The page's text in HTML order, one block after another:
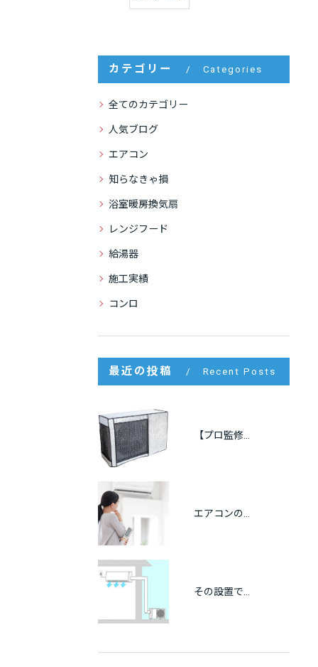
カテゴリー Categories
全てのカテゴリー
人気ブログ
エアコン
知らなきゃ損
浴室暖房換気扇
レンジフード
給湯器
施工実績
コンロ
最近の投稿 Recent Posts